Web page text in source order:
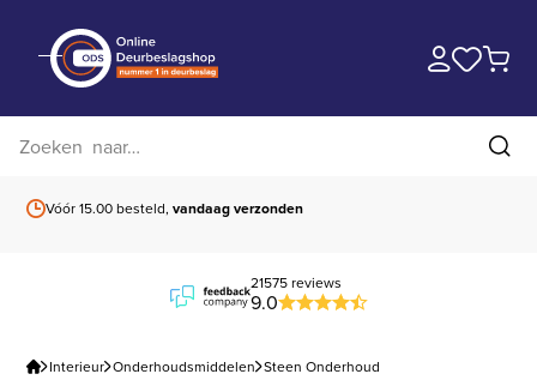
Vóór 15.00 besteld,vandaag verzonden
21575 reviews
9.0
Interieur Onderhoudsmiddelen Steen Onderhoud